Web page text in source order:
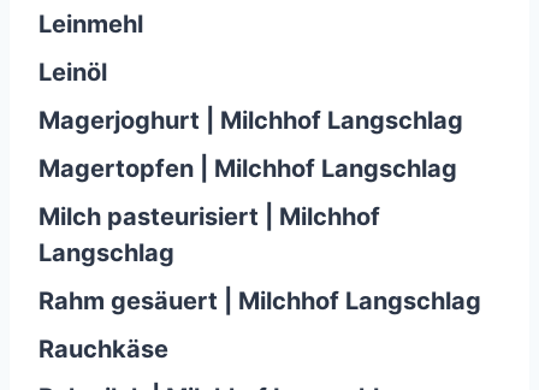
Leinmehl
Leinöl
Magerjoghurt | Milchhof Langschlag
Magertopfen | Milchhof Langschlag
Milch pasteurisiert | Milchhof
Langschlag
Rahm gesäuert | Milchhof Langschlag
Rauchkäse